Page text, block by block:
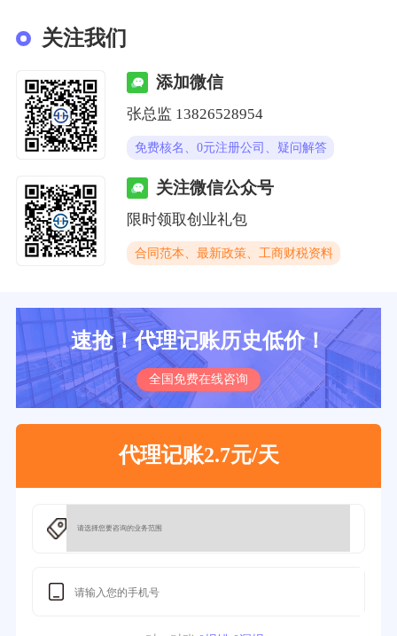
关注我们
添加微信
张总监 13826528954
免费核名、0元注册公司、疑问解答
关注微信公众号
限时领取创业礼包
合同范本、最新政策、工商财税资料
速抢！代理记账历史低价！
全国免费在线咨询
代理记账2.7元/天